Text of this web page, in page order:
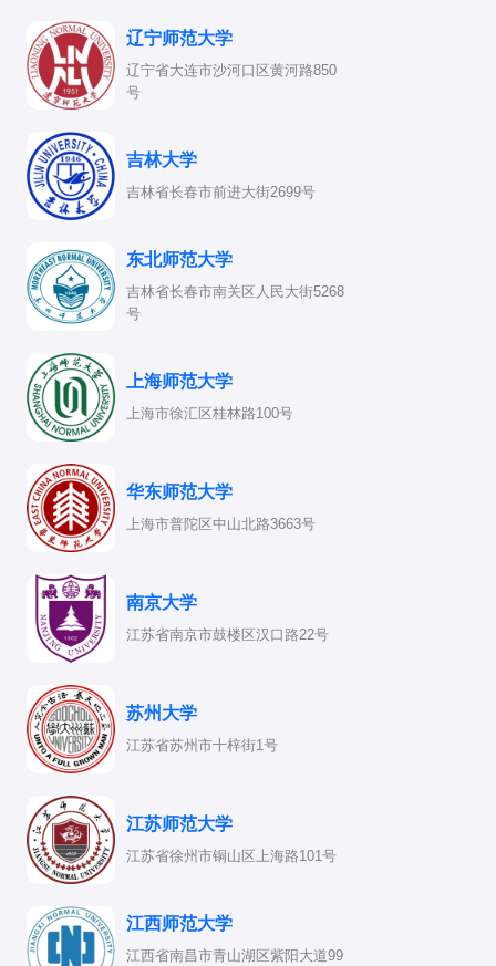
辽宁师范大学
辽宁省大连市沙河口区黄河路850
号
吉林大学
吉林省长春市前进大街2699号
东北师范大学
吉林省长春市南关区人民大街5268
号
上海师范大学
上海市徐汇区桂林路100号
华东师范大学
上海市普陀区中山北路3663号
南京大学
江苏省南京市鼓楼区汉口路22号
苏州大学
江苏省苏州市十梓街1号
江苏师范大学
江苏省徐州市铜山区上海路101号
江西师范大学
江西省南昌市青山湖区紫阳大道99